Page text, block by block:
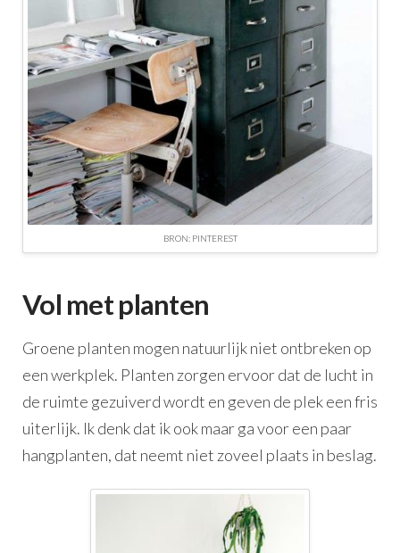
BRON: PINTEREST
Vol met planten
Groene planten mogen natuurlijk niet ontbreken op
een werkplek. Planten zorgen ervoor dat de lucht in
de ruimte gezuiverd wordt en geven de plek een fris
uiterlijk. Ik denk dat ik ook maar ga voor een paar
hangplanten, dat neemt niet zoveel plaats in beslag.